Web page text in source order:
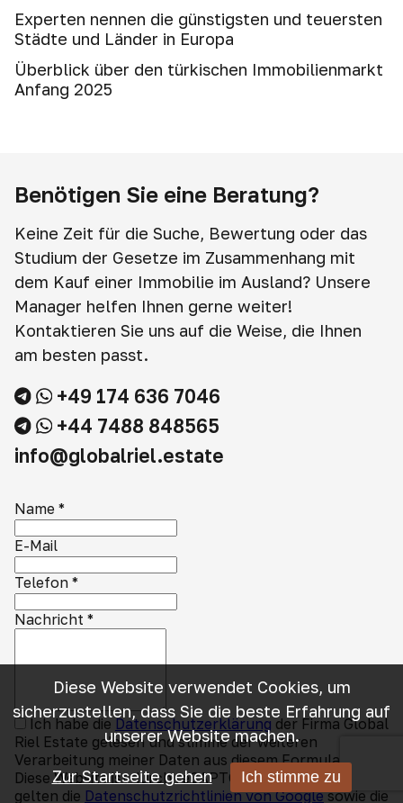
Experten nennen die günstigsten und teuersten
Städte und Länder in Europa
Überblick über den türkischen Immobilienmarkt
Anfang 2025
Benötigen Sie eine Beratung?
Keine Zeit für die Suche, Bewertung oder das
Studium der Gesetze im Zusammenhang mit
dem Kauf einer Immobilie im Ausland? Unsere
Manager helfen Ihnen gerne weiter!
Kontaktieren Sie uns auf die Weise, die Ihnen
am besten passt.
+49 174 636 7046
+44 7488 848565
info@globalriel.estate
Name *
E-Mail
Telefon *
Nachricht *
Ich habe die Datenschutzerklärung der Firma Global
Riel Estate gelesen und stimme der weiteren
Verarbeitung meiner Daten aus diesem Formular zu.
Diese Website ist durch reCAPTCHA geschützt und es
gelten die Datenschutzrichtlinien von Googlesowie die
Diese Website verwendet Cookies, um
sicherzustellen, dass Sie die beste Erfahrung auf
unserer Website machen.
Zur Startseite gehen Ich stimme zu